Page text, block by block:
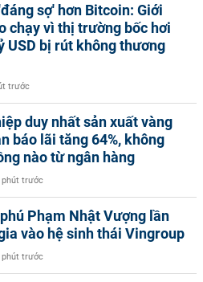
sợ' hơn Bitcoin: Giới
chạy vì thị trường bốc hơi
USD bị rút không thương
trước
duy nhất sản xuất vàng
báo lãi tăng 64%, không
nào từ ngân hàng
phút trước
Phạm Nhật Vượng lần
vào hệ sinh thái Vingroup
phút trước